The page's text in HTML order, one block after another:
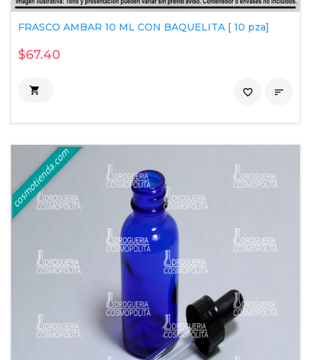
FRASCO AMBAR 10 ML CON BAQUELITA [ 10 pza]
$67.40
 
favorite_border